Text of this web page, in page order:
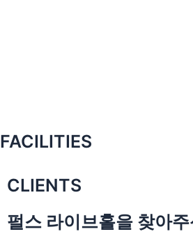
FACILITIES
CLIENTS
펄스 라이브홀을 찾아